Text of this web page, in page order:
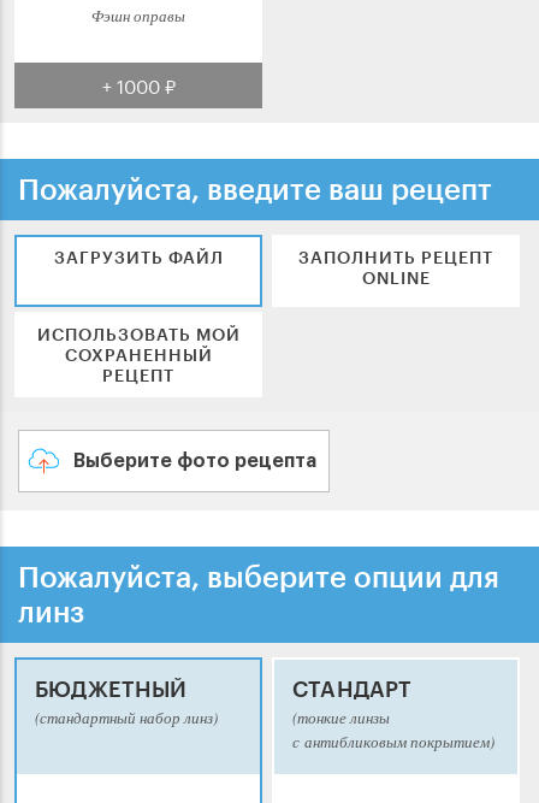
Фэшн оправы
+ 1000 ₽
Пожалуйста, введите ваш рецепт
ЗАГРУЗИТЬ ФАЙЛ
ЗАПОЛНИТЬ РЕЦЕПТ
ONLINE
ИСПОЛЬЗОВАТЬ МОЙ
СОХРАНЕННЫЙ
РЕЦЕПТ
Выберите фото рецепта
Пожалуйста, выберите опции для
линз
БЮДЖЕТНЫЙ
(стандартный набор линз)
СТАНДАРТ
(тонкие линзы
с антибликовым покрытием)